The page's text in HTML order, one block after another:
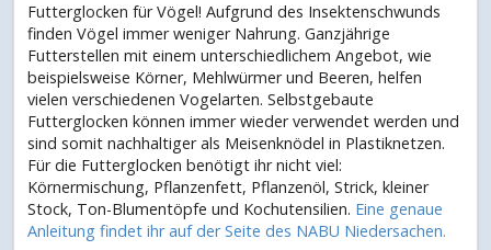
Futterglocken für Vögel! Aufgrund des Insektenschwunds
finden Vögel immer weniger Nahrung. Ganzjährige
Futterstellen mit einem unterschiedlichem Angebot, wie
beispielsweise Körner, Mehlwürmer und Beeren, helfen
vielen verschiedenen Vogelarten. Selbstgebaute
Futterglocken können immer wieder verwendet werden und
sind somit nachhaltiger als Meisenknödel in Plastiknetzen.
Für die Futterglocken benötigt ihr nicht viel:
Körnermischung, Pflanzenfett, Pflanzenöl, Strick, kleiner
Stock, Ton-Blumentöpfe und Kochutensilien. Eine genaue
Anleitung findet ihr auf der Seite des NABU Niedersachen.